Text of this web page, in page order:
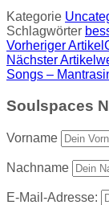
Kategorie
Schlagwörter
Vorheriger Artikel
Nächster Artikel
Songs –
Soulspaces
Vorname
Nachname
E-Mail-Adresse: